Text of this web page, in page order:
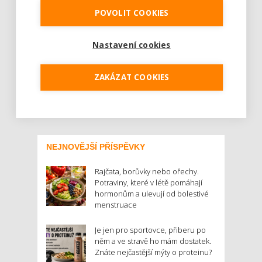
Den Země. Nejen v tento den bychom se
prostředí. Mnohdy tuto myšlenku zavrhneme
nebo se budeme muset něčeho...
Číst dál
NEJNOVĚJŠÍ PŘÍSPĚVKY
Rajčata, borůvky nebo ořechy.
Potraviny, které v létě pomáhají
hormonům a ulevují od bolestivé
menstruace
Je jen pro sportovce, přiberu po
něm a ve stravě ho mám dostatek.
Znáte nejčastější mýty o proteinu?
POVOLIT COOKIES
Nastavení cookies
ZAKÁZAT COOKIES